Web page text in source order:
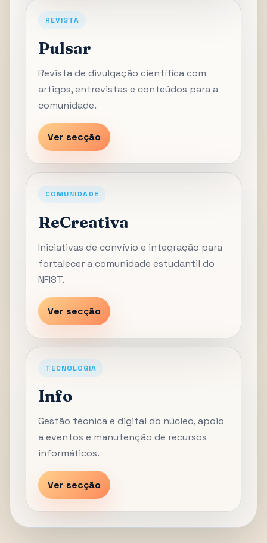
REVISTA
Pulsar
Revista de divulgação científica com
artigos, entrevistas e conteúdos para a
comunidade.
Ver secção
COMUNIDADE
ReCreativa
Iniciativas de convívio e integração para
fortalecer a comunidade estudantil do
NFIST.
Ver secção
TECNOLOGIA
Info
Gestão técnica e digital do núcleo, apoio
a eventos e manutenção de recursos
informáticos.
Ver secção